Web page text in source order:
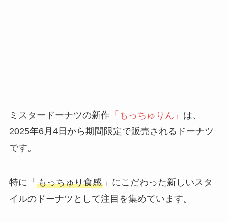
ミスタードーナツの新作「もっちゅりん」 は、
2025年6月4日から期間限定で販売されるドーナツ
です。
特に「 もっちゅり食感」にこだわった新しいスタ
イルのドーナツとして注目を集めています。